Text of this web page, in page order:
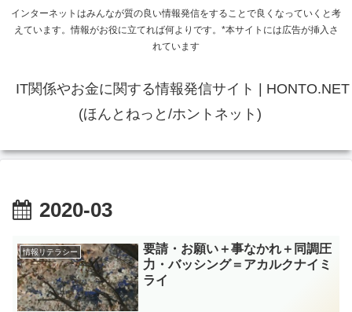
インターネットはみんなが質の良い情報発信をすることで良くなっていくと考
えています。情報がお役に立てれば何よりです。*本サイトには広告が挿入さ
れています
IT関係やお金に関する情報発信サイト | HONTO.NET
(ほんとねっと/ホントネット)
2020-03
情報リテラシー
要請・お願い＋事なかれ＋同調圧
力・バッシング＝アカルクナイミ
ライ